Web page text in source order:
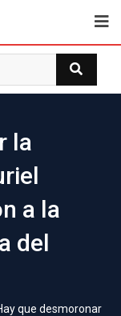
la
a la
del
que desmoronar